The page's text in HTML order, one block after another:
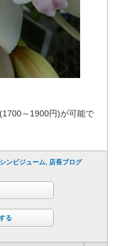
～1900円)が可能で
シンビジューム 店長ブログ
る